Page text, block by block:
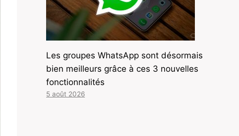
Les groupes WhatsApp sont désormais
bien meilleurs grâce à ces 3 nouvelles
fonctionnalités
5 août 2026